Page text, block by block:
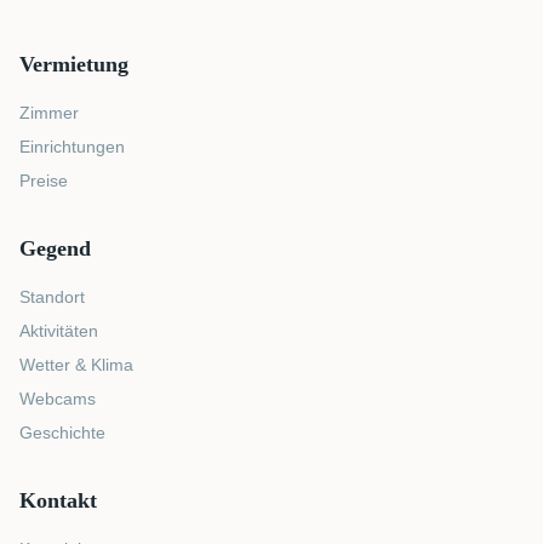
Vermietung
Zimmer
Einrichtungen
Preise
Gegend
Standort
Aktivitäten
Wetter & Klima
Webcams
Geschichte
Kontakt